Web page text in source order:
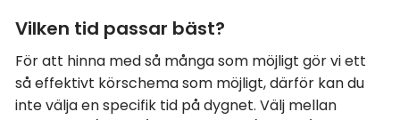
Vilken tid passar bäst?
För att hinna med så många som möjligt gör vi ett
så effektivt körschema som möjligt, därför kan du
inte välja en specifik tid på dygnet. Välj mellan